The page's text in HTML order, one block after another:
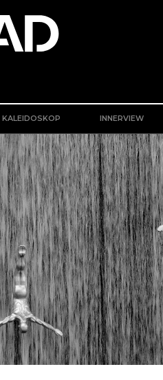
KALEIDOSKOP INNERVIEW